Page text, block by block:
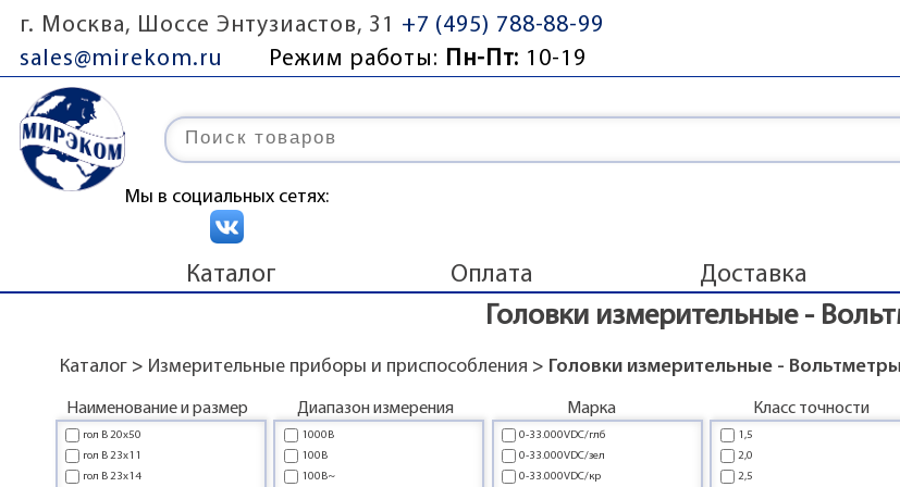
г. Москва, Шоссе Энтузиастов, 31
+7 (495) 788-88-99
sales@mirekom.ru
Режим работы: Пн-Пт: 10-19
Мы в социальных сетях:
Каталог Оплата Доставка
Головки измерительные -
Каталог > Измерительные приборы и приспособления > Головки измерительные - Вольтметры
Наименование и размер
гол В 20x50
гол В 23x11
гол В 23x14
Диапазон измерения
1000В
100В
100В~
Марка
0-33.000VDC/глб
0-33.000VDC/зел
0-33.000VDC/кр
Класс точности
1,5
2,0
2,5